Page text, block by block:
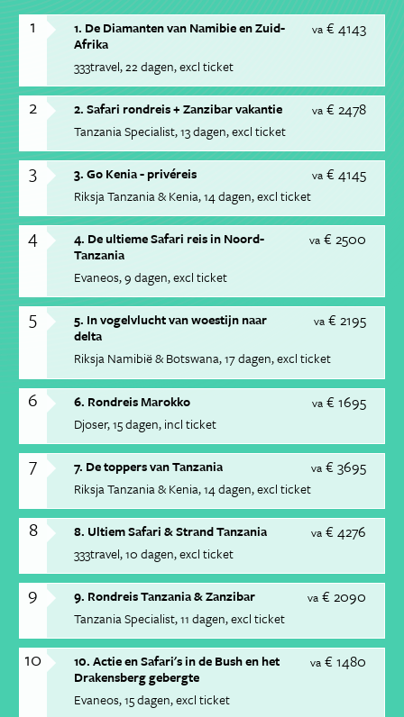
1 va € 4143
1. De Diamanten van Namibie en Zuid-
Afrika
333travel 22 dagen excl ticket
2 va € 2478
2. Safari rondreis + Zanzibar vakantie
Tanzania Specialist 13 dagen excl ticket
3 va € 4145
3. Go Kenia - privéreis
Riksja Tanzania & Kenia 14 dagen excl ticket
4 va € 2500
4. De ultieme Safari reis in Noord-
Tanzania
Evaneos 9 dagen excl ticket
5 va € 2195
5. In vogelvlucht van woestijn naar
delta
Riksja Namibië & Botswana 17 dagen excl ticket
6 va € 1695
6. Rondreis Marokko
Djoser 15 dagen incl ticket
7 va € 3695
7. De toppers van Tanzania
Riksja Tanzania & Kenia 14 dagen excl ticket
8 va € 4276
8. Ultiem Safari & Strand Tanzania
333travel 10 dagen excl ticket
9 va € 2090
9. Rondreis Tanzania & Zanzibar
Tanzania Specialist 11 dagen excl ticket
10 va € 1480
10. Actie en Safari's in de Bush en het
Drakensberg gebergte
Evaneos 15 dagen excl ticket